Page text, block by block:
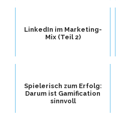
LinkedIn im Marketing-
Mix (Teil 2)
Spielerisch zum Erfolg:
Darum ist Gamification
sinnvoll